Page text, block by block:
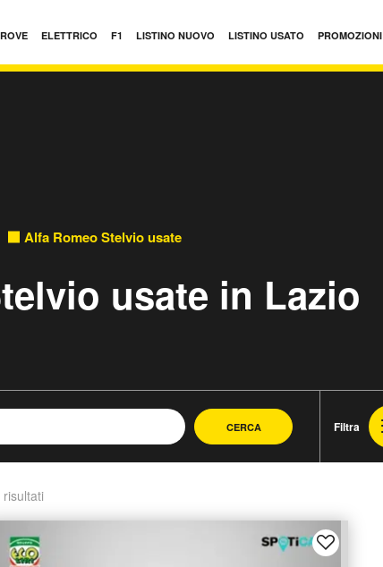
ELETTRICO F1 LISTINO NUOVO LISTINO USATO PROMOZIONI
Alfa Romeo Stelvio usate
usate in Lazio
CERCA Filtra
risultati